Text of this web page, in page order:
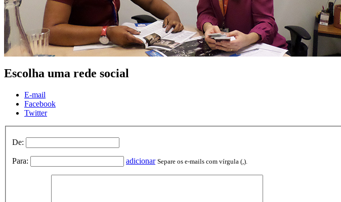
Escolha uma rede social
E-mail
Facebook
Twitter
De:
Para: adicionar Separe os e-mails com vírgula (,).